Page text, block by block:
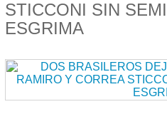
STICCONI SIN
ESGRIMA